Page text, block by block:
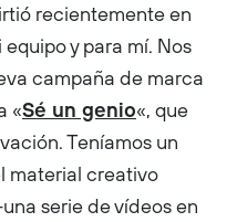
recientemente en
y para mí. Nos
campaña de marca
«Sé un genio«, que
Teníamos un
material creativo
serie de vídeos en